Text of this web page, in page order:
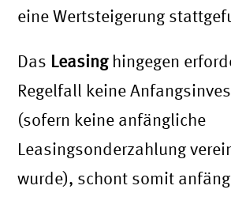
eine Wertsteigerung
Das Leasinghingegen
Regelfall keine
(sofern keine anfängliche
Leasingsonderzahlung
wurde), schont somit